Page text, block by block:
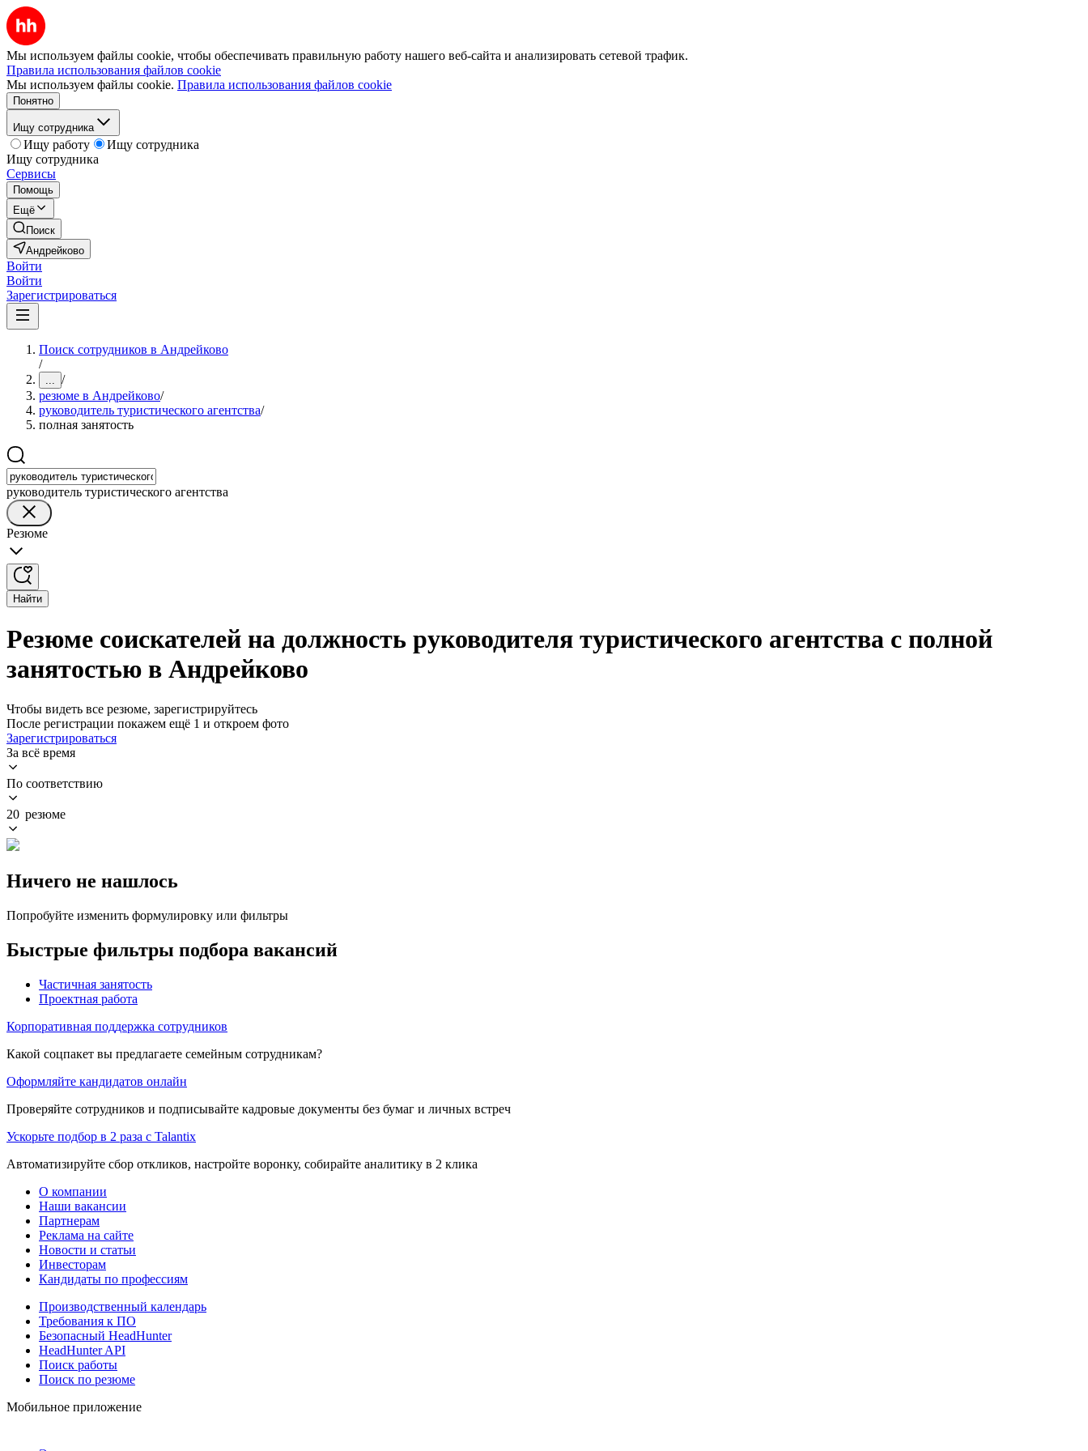
Мы используем файлы cookie, чтобы обеспечивать правильную работу нашего веб-сайта и анализировать сетевой трафик.
Правила использования файлов cookie
Мы используем файлы cookie. Правила использования файлов cookie
Понятно
Ищу сотрудника
Ищу работу
Ищу сотрудника
Ищу сотрудника
Сервисы
Помощь
Ещё
Поиск
Андрейково
Войти
Войти
Зарегистрироваться
Поиск сотрудников в Андрейково
/
... /
резюме в Андрейково/
руководитель туристического агентства/
полная занятость
руководитель туристического агентства
Резюме
Найти
Резюме соискателей на должность руководителя туристического агентства с полной
занятостью в Андрейково
Чтобы видеть все резюме, зарегистрируйтесь
После регистрации покажем ещё 1 и откроем фото
Зарегистрироваться
За всё время
По соответствию
20 резюме
Ничего не нашлось
Попробуйте изменить формулировку или фильтры
Быстрые фильтры подбора вакансий
Частичная занятость
Проектная работа
Корпоративная поддержка сотрудников
Какой соцпакет вы предлагаете семейным сотрудникам?
Оформляйте кандидатов онлайн
Проверяйте сотрудников и подписывайте кадровые документы без бумаг и личных встреч
Ускорьте подбор в 2 раза с Talantix
Автоматизируйте сбор откликов, настройте воронку, собирайте аналитику в 2 клика
О компании
Наши вакансии
Партнерам
Реклама на сайте
Новости и статьи
Инвесторам
Кандидаты по профессиям
Производственный календарь
Требования к ПО
Безопасный HeadHunter
HeadHunter API
Поиск работы
Поиск по резюме
Мобильное приложение